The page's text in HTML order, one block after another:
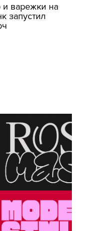
варежки на
запустил